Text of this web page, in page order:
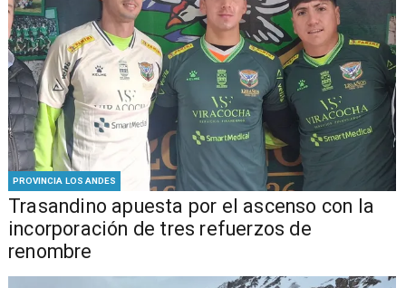
PROVINCIA LOS ANDES
Trasandino apuesta por el ascenso con la
incorporación de tres refuerzos de
renombre